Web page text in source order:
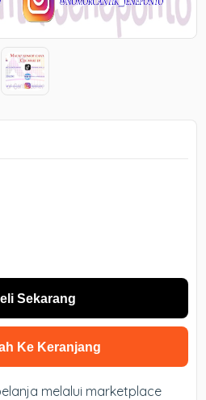
Sekarang
Ke Keranjang
melalui marketplace